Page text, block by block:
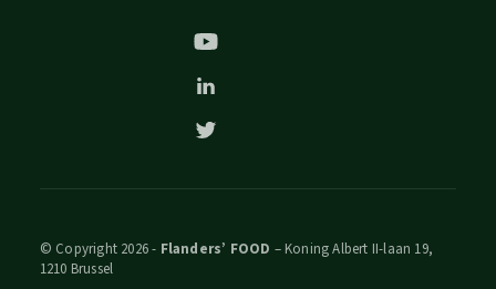
© Copyright 2026 - Flanders’ FOOD – Koning Albert II-laan 19,
1210 Brussel